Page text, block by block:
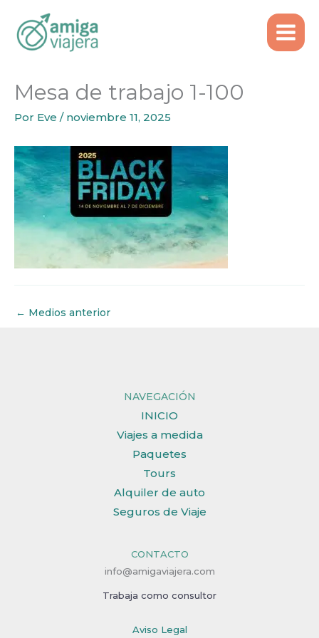
contenido
Mesa de trabajo 1-100
Por Eve / noviembre 11, 2025
← Medios anterior
NAVEGACIÓN
INICIO
Viajes a medida
Paquetes
Tours
Alquiler de auto
Seguros de Viaje
CONTACTO
info@amigaviajera.com
Trabaja como consultor
Aviso Legal